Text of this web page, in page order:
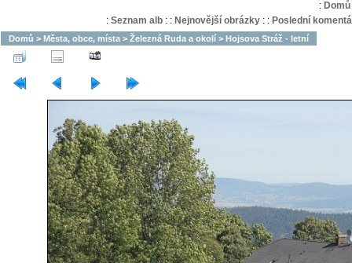
: Domů
: Seznam alb: : Nejnovější obrázky: : Poslední
Domů > Města, obce, místa > Železná Ruda a okolí > Hojsova Stráž - letní